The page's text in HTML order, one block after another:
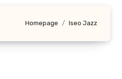
Homepage Iseo Jazz